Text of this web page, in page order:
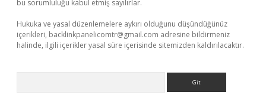
bu sorumluluğu kabul etmiş sayılırlar.
Hukuka ve yasal düzenlemelere aykırı olduğunu düşündüğünüz
içerikleri, backlinkpanelicomtr@gmail.com adresine bildirmeniz
halinde, ilgili içerikler yasal süre içerisinde sitemizden kaldırılacaktır.